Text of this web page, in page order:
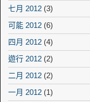
七月 2012 (3)
可能 2012 (6)
四月 2012 (4)
遊行 2012 (2)
二月 2012 (2)
一月 2012 (1)